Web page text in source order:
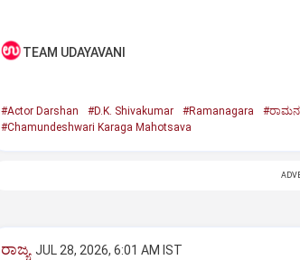
TEAM UDAYAVANI
#Actor Darshan #D.K. Shivakumar #Ramanagara
#Chamundeshwari Karaga Mahotsava
ರಾಜ್ಯ JUL 28, 2026, 6:01 AM IST